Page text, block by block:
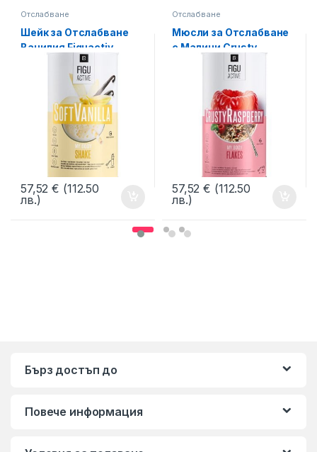
Отслабване
Шейк за Отслабване
Ванилия Figuactiv
LIFETAKT LR
57,52€ (112.50
лв.)
Отслабване
Мюсли за Отслабване
с Малини Crusty
Raspberry Figuactiv
LIFETAKT LR
57,52€ (112.50
лв.)
Бърз достъп до
Повече информация